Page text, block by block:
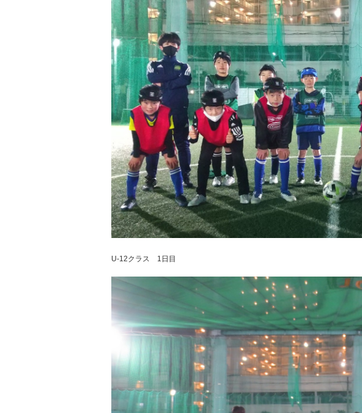
U-12クラス 1日目